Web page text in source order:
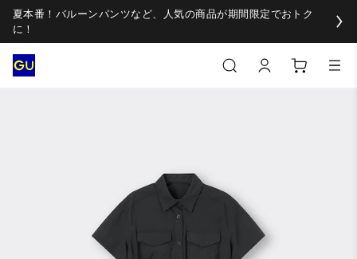
夏本番！バルーンパンツなど、人気の商品が期間限定でおトク
に！